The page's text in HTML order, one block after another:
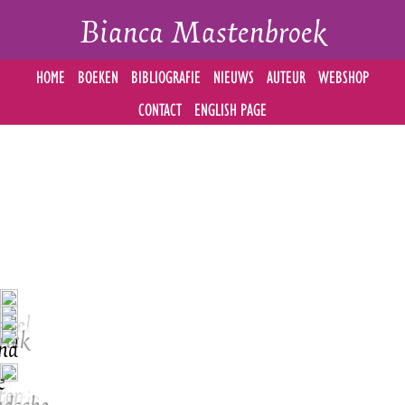
Bianca Mastenbroek
HOME BOEKEN BIBLIOGRAFIE NIEUWS AUTEUR WEBSHOP
CONTACT ENGLISH PAGE